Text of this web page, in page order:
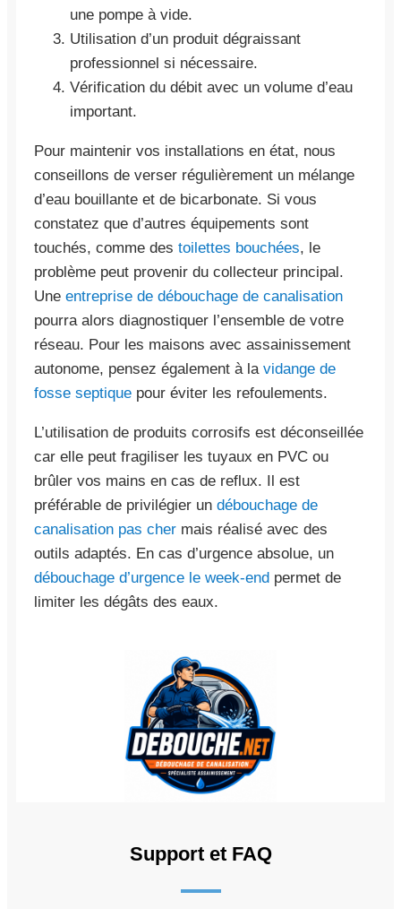
une pompe à vide.
Utilisation d’un produit dégraissant
professionnel si nécessaire.
Vérification du débit avec un volume d’eau
important.
Pour maintenir vos installations en état, nous
conseillons de verser régulièrement un mélange
d’eau bouillante et de bicarbonate. Si vous
constatez que d’autres équipements sont
touchés, comme des toilettes bouchées, le
problème peut provenir du collecteur principal.
Une entreprise de débouchage de canalisation
pourra alors diagnostiquer l’ensemble de votre
réseau. Pour les maisons avec assainissement
autonome, pensez également à la vidange de
fosse septique pour éviter les refoulements.
L’utilisation de produits corrosifs est déconseillée
car elle peut fragiliser les tuyaux en PVC ou
brûler vos mains en cas de reflux. Il est
préférable de privilégier un débouchage de
canalisation pas cher mais réalisé avec des
outils adaptés. En cas d’urgence absolue, un
débouchage d’urgence le week-end permet de
limiter les dégâts des eaux.
Support et FAQ